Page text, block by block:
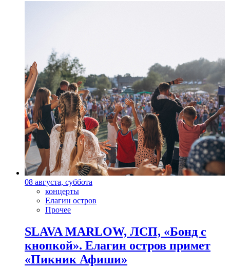
08 августа, суббота
концерты
Елагин остров
Прочее
SLAVA MARLOW, ЛСП, «Бонд с
кнопкой». Елагин остров примет
«Пикник Афиши»